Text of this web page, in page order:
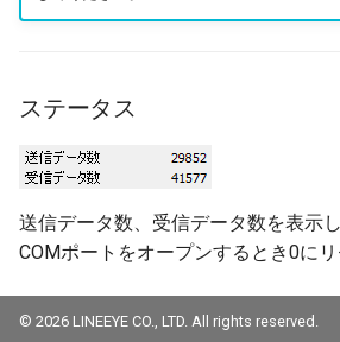
ステータス
送信データ数、受信データ数を表示し
COMポートをオープンするとき0にリ
© 2026 LINEEYE CO., LTD. All rights reserved.